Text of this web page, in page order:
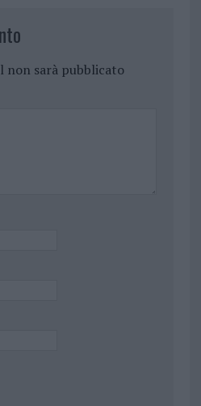
non sarà pubblicato